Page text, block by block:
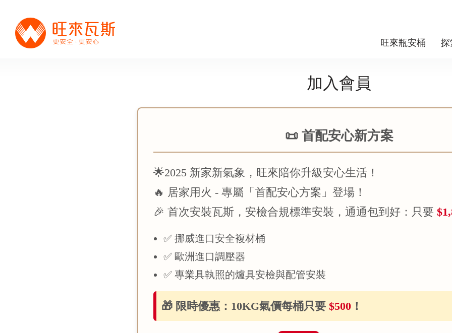
旺來瓶安桶 探
加入會員
📜 首配安心新方案
🌟2025 新家新氣象，旺來陪你升級安心生活！
🔥 居家用火 - 專屬「首配安心方案」登場！
🎉 首次安裝瓦斯，安檢合規標準安裝，通通包到好：只要
✅ 挪威進口安全複材桶
✅ 歐洲進口調壓器
✅ 專業具執照的爐具安檢與配管安裝
🎁 限時優惠：10KG氣價每桶只要 $500 ！